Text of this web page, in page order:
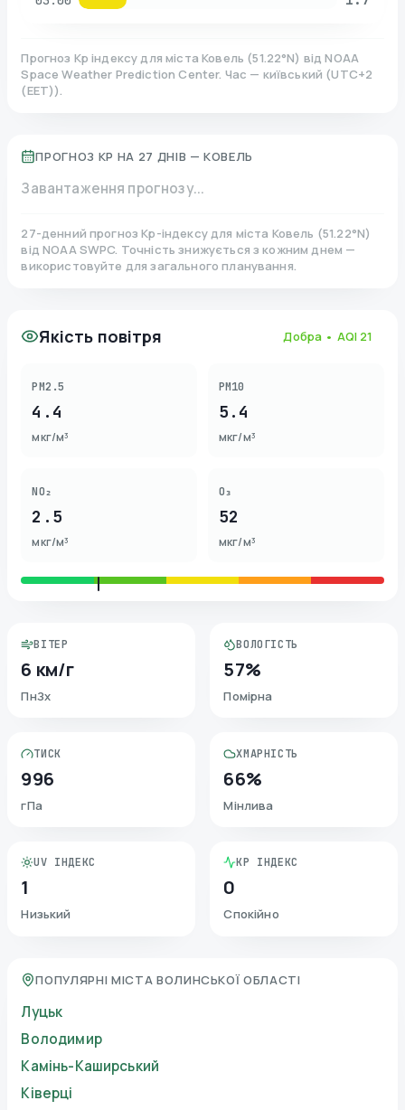
Прогноз Kp індексу для міста Ковель (51.22°N) від NOAA
Space Weather Prediction Center. Час — київський (UTC+2
(EET)).
ПРОГНОЗ KP НА 27 ДНІВ — КОВЕЛЬ
Завантаження прогнозу...
27-денний прогноз Kp-індексу для міста Ковель (51.22°N)
від NOAA SWPC. Точність знижується з кожним днем —
використовуйте для загального планування.
Якість повітря Добра • AQI 21
PM2.5
4.4
мкг/м³
PM10
5.4
мкг/м³
NO₂
2.5
мкг/м³
O₃
52
мкг/м³
ВІТЕР
6 км/г
ПнЗх
ВОЛОГІСТЬ
57%
Помірна
ТИСК
996
гПа
ХМАРНІСТЬ
66%
Мінлива
UV ІНДЕКС
1
Низький
KP ІНДЕКС
0
Спокійно
ПОПУЛЯРНІ МІСТА ВОЛИНСЬКОЇ ОБЛАСТІ
Луцьк
Володимир
Камінь-Каширський
Ківерці